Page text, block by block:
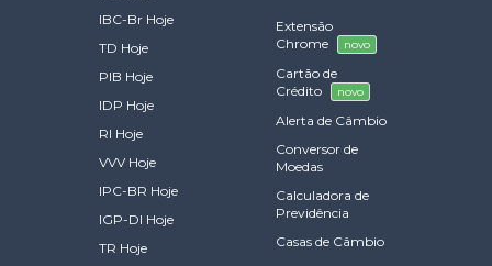
IBC-Br Hoje
TD Hoje
PIB Hoje
IDP Hoje
RI Hoje
VVV Hoje
IPC-BR Hoje
IGP-DI Hoje
TR Hoje
Extensão
Chrome
novo
Cartão de
Crédito
novo
Alerta de Câmbio
Conversor de
Moedas
Calculadora de
Previdência
Casas de Câmbio